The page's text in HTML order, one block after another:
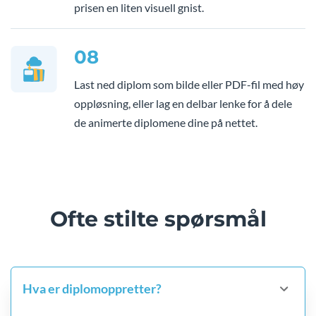
prisen en liten visuell gnist.
08
Last ned diplom som bilde eller PDF-fil med høy
oppløsning, eller lag en delbar lenke for å dele
de animerte diplomene dine på nettet.
Ofte stilte spørsmål
Hva er diplomoppretter?